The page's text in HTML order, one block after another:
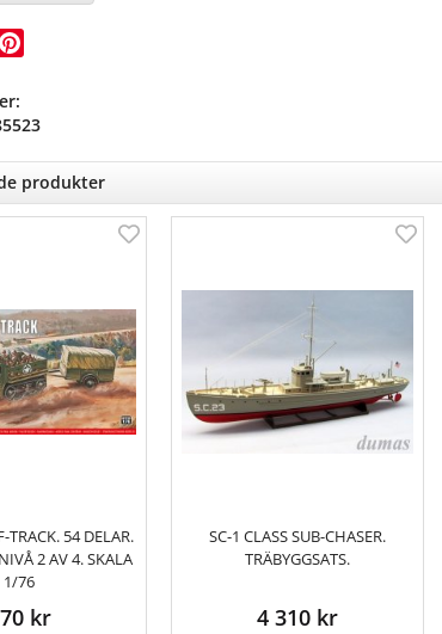
produkter
TRACK. 54 DELAR.
2 AV 4. SKALA
1/76
kr
SC-1 CLASS SUB-CHASER.
TRÄBYGGSATS.
4 310 kr